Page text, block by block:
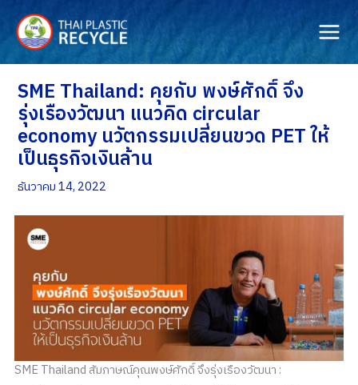
content
SME Thailand: คุยกับ พงษ์ศักดิ์ จึง
รุ่งเรืองวัฒนา แนวคิด circular
economy นวัตกรรมเปลี่ยนขวด PET ให้
เป็นธุรกิจเงินล้าน
ธันวาคม 14, 2022
SME Thailand สัมภาษณ์คุณพงษ์ศักดิ์ จึงรุ่งเรืองวัฒนา :